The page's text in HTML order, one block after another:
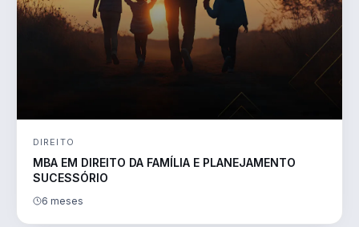
DIREITO
MBA EM DIREITO DA FAMÍLIA E PLANEJAMENTO
SUCESSÓRIO
6 meses